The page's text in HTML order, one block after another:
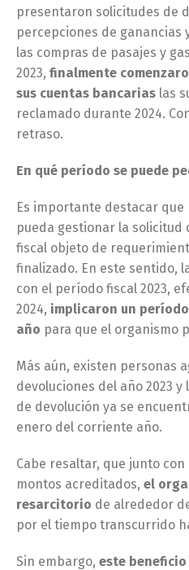
presentaron solicitudes de
percepciones de ganancias
las compras de pasajes y
2023, finalmente
sus cuentas bancarias las
reclamado durante 2024.
retraso.
En qué período se puede
Es importante destacar
pueda gestionar la solicitud
fiscal objeto de
finalizado. En este sentido,
con el período fiscal 2023,
2024, implicaron un
año para que el organismo
Más aún, existen personas
devoluciones del año 2023 y
de devolución ya se
enero del corriente año.
Cabe resaltar, que junto
montos acreditados, el
resarcitorio de alrededor
por el tiempo transcurrido
Sin embargo, este